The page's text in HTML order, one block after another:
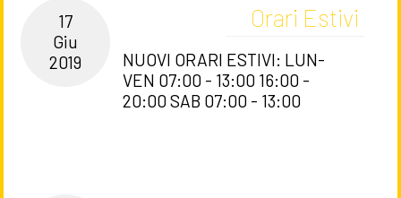
17
Giu
2019
Orari Estivi
NUOVI ORARI ESTIVI: LUN-
VEN 07:00 - 13:00 16:00 -
20:00 SAB 07:00 - 13:00